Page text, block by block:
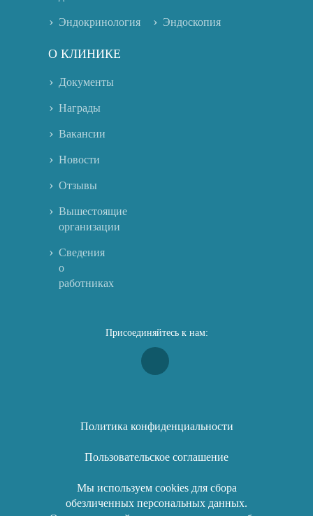
Эндокринология Эндоскопия
О КЛИНИКЕ
Документы
Награды
Вакансии
Новости
Отзывы
Вышестоящие
организации
Сведения
о
работниках
Присоединяйтесь к нам:
Политика конфиденциальности
Пользовательское соглашение
Мы используем cookies для сбора
обезличенных персональных данных.